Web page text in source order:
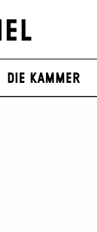
Die Kammer